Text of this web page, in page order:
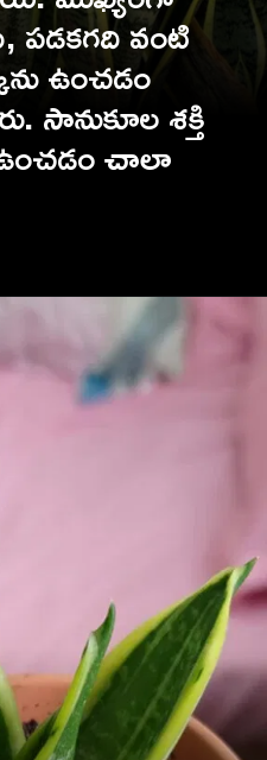
వంటి
ఉంచడం
సానుకూల శక్తి
చాలా